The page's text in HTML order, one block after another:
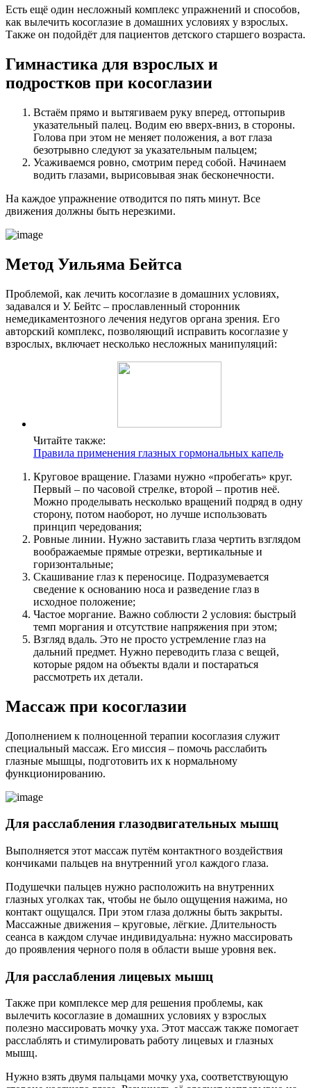
Есть ещё один несложный комплекс упражнений и способов,
как вылечить косоглазие в домашних условиях у взрослых.
Также он подойдёт для пациентов детского старшего возраста.
Гимнастика для взрослых и
подростков при косоглазии
Встаём прямо и вытягиваем руку вперед, оттопырив
указательный палец. Водим ею вверх-вниз, в стороны.
Голова при этом не меняет положения, а вот глаза
безотрывно следуют за указательным пальцем;
Усаживаемся ровно, смотрим перед собой. Начинаем
водить глазами, вырисовывая знак бесконечности.
На каждое упражнение отводится по пять минут. Все
движения должны быть нерезкими.
Метод Уильяма Бейтса
Проблемой, как лечить косоглазие в домашних условиях,
задавался и У. Бейтс – прославленный сторонник
немедикаментозного лечения недугов органа зрения. Его
авторский комплекс, позволяющий исправить косоглазие у
взрослых, включает несколько несложных манипуляций:
Читайте также:
Правила применения глазных гормональных капель
Круговое вращение. Глазами нужно «пробегать» круг.
Первый – по часовой стрелке, второй – против неё.
Можно проделывать несколько вращений подряд в одну
сторону, потом наоборот, но лучше использовать
принцип чередования;
Ровные линии. Нужно заставить глаза чертить взглядом
воображаемые прямые отрезки, вертикальные и
горизонтальные;
Скашивание глаз к переносице. Подразумевается
сведение к основанию носа и разведение глаз в
исходное положение;
Частое моргание. Важно соблюсти 2 условия: быстрый
темп моргания и отсутствие напряжения при этом;
Взгляд вдаль. Это не просто устремление глаз на
дальний предмет. Нужно переводить глаза с вещей,
которые рядом на объекты вдали и постараться
рассмотреть их детали.
Массаж при косоглазии
Дополнением к полноценной терапии косоглазия служит
специальный массаж. Его миссия – помочь расслабить
глазные мышцы, подготовить их к нормальному
функционированию.
Для расслабления глазодвигательных мышц
Выполняется этот массаж путём контактного воздействия
кончиками пальцев на внутренний угол каждого глаза.
Подушечки пальцев нужно расположить на внутренних
глазных уголках так, чтобы не было ощущения нажима, но
контакт ощущался. При этом глаза должны быть закрыты.
Массажные движения – круговые, лёгкие. Длительность
сеанса в каждом случае индивидуальна: нужно массировать
до проявления черного поля в области выше уровня век.
Для расслабления лицевых мышц
Также при комплексе мер для решения проблемы, как
вылечить косоглазие в домашних условиях у взрослых
полезно массировать мочку уха. Этот массаж также помогает
расслаблять и стимулировать работу лицевых и глазных
мышц.
Нужно взять двумя пальцами мочку уха, соответствующую